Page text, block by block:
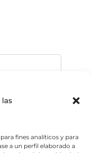
fines analíticos y para
a un perfil elaborado a